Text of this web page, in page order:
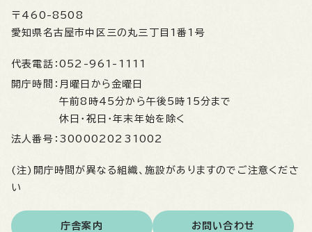
〒460-8508
愛知県名古屋市中区三の丸三丁目1番1号
代表電話： 052-961-1111
開庁時間： 月曜日から金曜日
午前8時45分から午後5時15分まで
休日・祝日・年末年始を除く
法人番号： 3000020231002
(注)開庁時間が異なる組織、施設がありますのでご注意くださ
い
庁舎案内 お問い合わせ